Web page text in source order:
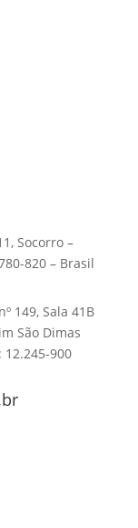
Socorro –
820 – Brasil
149, Sala 41B
São Dimas
12.245-900